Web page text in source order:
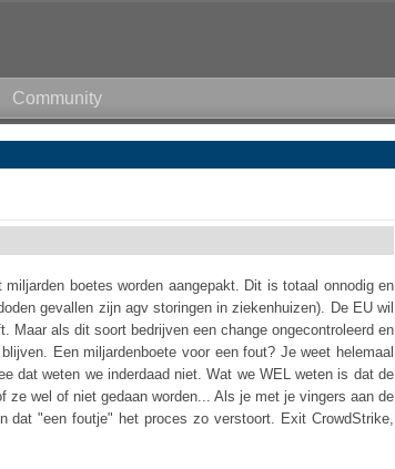
Community
boetes worden aangepakt. Dit is totaal onnodig en
gevallen zijn agv storingen in ziekenhuizen). De EU wil
als dit soort bedrijven een change ongecontroleerd en
Een miljardenboete voor een fout? Je weet helemaal
dat weten we inderdaad niet. Wat we WEL weten is dat de
wel of niet gedaan worden... Als je met je vingers aan de
dat "een foutje" het proces zo verstoort. Exit CrowdStrike,